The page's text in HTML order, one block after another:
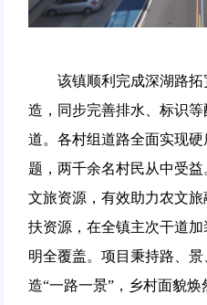
该镇顺利完成深湖路拓
造，同步完善排水、标识
道。各村组道路全面实现
题，两千余名村民从中受
文旅资源，有效助力农文
扶资源，在全镇主次干道
明全覆盖。项目秉持路、
造“一路一景”，乡村面貌焕